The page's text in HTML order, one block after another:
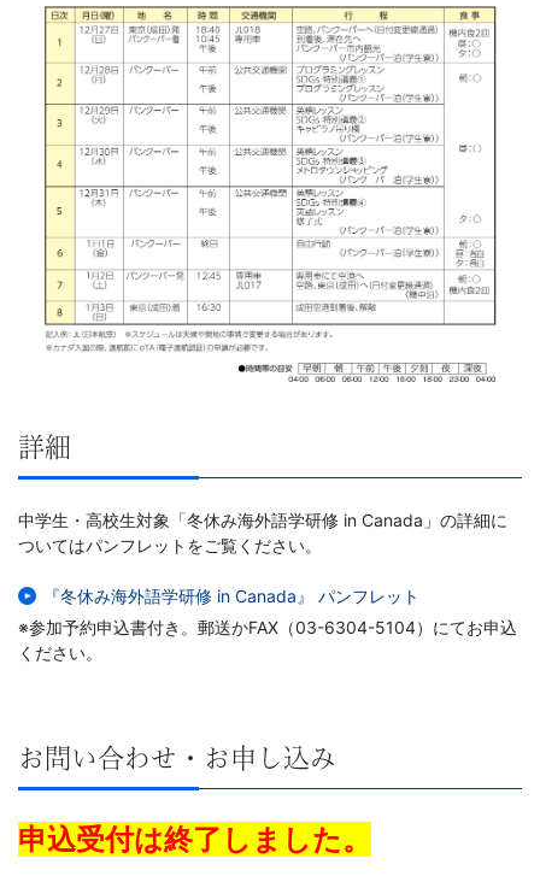
育
サ
ー
ビ
ス
展
開
詳細
中学生・高校生対象「冬休み海外語学研修 in Canada」の詳細に
ついてはパンフレットをご覧ください。
『冬休み海外語学研修 in Canada』 パンフレット
※参加予約申込書付き。郵送かFAX（03-6304-5104）にてお申込
ください。
お問い合わせ・お申し込み
申込受付は終了しました。